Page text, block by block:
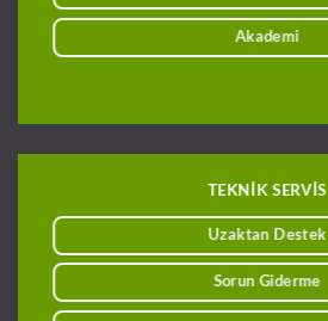
Akademi
TEKNİK SERVİS
Uzaktan Destek
Sorun Giderme